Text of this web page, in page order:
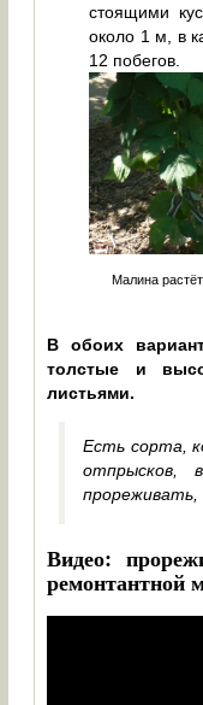
стоящими
около 1 м, в
12 побегов.
Малина
В обоих
толстые и
листьями.
Есть сорта,
отпрысков,
прореживать,
Видео:
ремонтантной